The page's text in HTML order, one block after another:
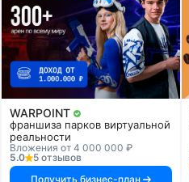
WARPOINT
франшиза парков виртуальной
реальности
Вложения от 4 000 000 ₽
5.0
5 отзывов
Получить бизнес-план